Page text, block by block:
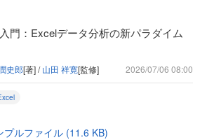
門：Excelデータ分析の新パラダイム
史郎[著] /山田 祥寛[監修] 2026/07/06 08:00
プルファイル (11.6 KB)